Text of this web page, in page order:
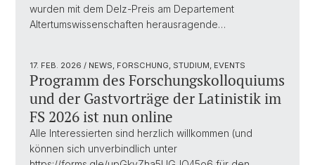
wurden mit dem Delz-Preis am Departement
Altertumswissenschaften herausragende…
17. FEB. 2026 / NEWS, FORSCHUNG, STUDIUM, EVENTS
Programm des Forschungskolloquiums
und der Gastvorträge der Latinistik im
FS 2026 ist nun online
Alle Interessierten sind herzlich willkommen (und
können sich unverbindlich unter